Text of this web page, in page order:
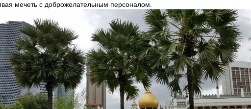
мечеть с доброжелательным персоналом.